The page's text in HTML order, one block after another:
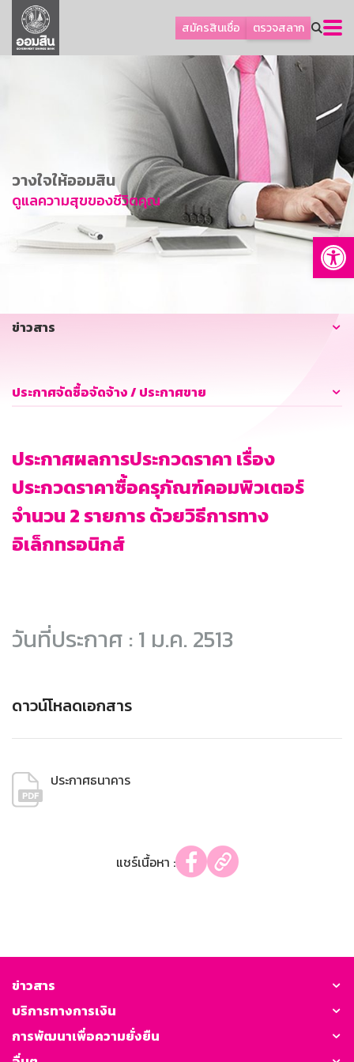
สมัครสินเชื่อ ตรวจสลาก
ลูกค้าธุรกิจ
ลูกค้าผู้ประกอบรายย่อย
การพัฒนาที่ยั่งยืน
ข่าวสาร
บริการทางการเงิน
อื่นๆ
วางใจให้ออมสิน
ดูแลความสุขของชีวิตคุณ
ข่าวสาร
ประกาศจัดซื้อจัดจ้าง / ประกาศขาย
ประกาศผลการประกวดราคา เรื่อง
ประกวดราคาซื้อครุภัณฑ์คอมพิวเตอร์
จำนวน 2 รายการ ด้วยวิธีการทาง
อิเล็กทรอนิกส์
วันที่ประกาศ : 1 ม.ค. 2513
ดาวน์โหลดเอกสาร
ประกาศธนาคาร
แชร์เนื้อหา :
ข่าวสาร
บริการทางการเงิน
การพัฒนาเพื่อความยั่งยืน